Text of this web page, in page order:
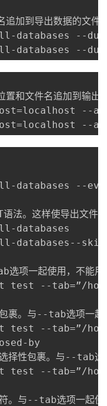
追加到导出数据的
databases --
置和文件名追加到
--
--
databases --
语法。这样使导出
databases
databases--
选项一起使用，
test --tab=”/
包裹。与--tab选
test --tab=”/
by
选择性包裹。与--
test --tab=”/
符。与--tab选项